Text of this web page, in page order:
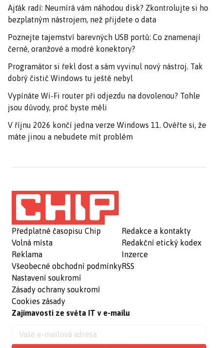
Ajťák radí: Neumírá vám náhodou disk? Zkontrolujte si ho
bezplatným nástrojem, než přijdete o data
Poznejte tajemství barevných USB portů: Co znamenají
černé, oranžové a modré konektory?
Programátor si řekl dost a sám vyvinul nový nástroj. Tak
dobrý čistič Windows tu ještě nebyl
Vypínáte Wi-Fi router při odjezdu na dovolenou? Tohle
jsou důvody, proč byste měli
V říjnu 2026 končí jedna verze Windows 11. Ověřte si, že
máte jinou a nebudete mít problém
Předplatné časopisu Chip
Volná místa
Reklama
Všeobecné obchodní podmínky
Nastavení soukromí
Zásady ochrany soukromí
Cookies zásady
Redakce a kontakty
Redakční etický kodex
Inzerce
RSS
Zajímavosti ze světa IT v e-mailu